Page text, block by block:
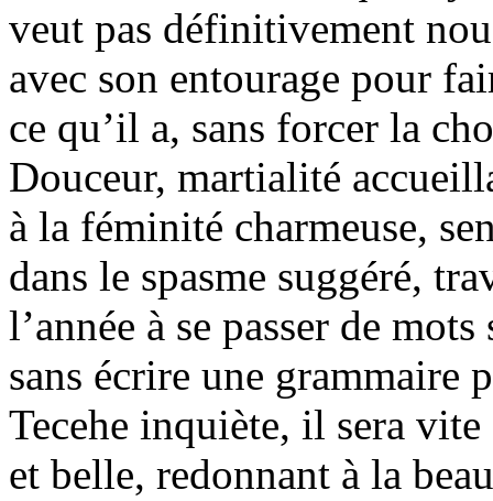
veut pas définitivement
avec son entourage pour
ce qu’il a, sans forcer la
Douceur, martialité
à la féminité charmeuse,
dans le spasme suggéré,
l’année à se passer de
sans écrire une grammaire
Tecehe inquiète, il sera
et belle, redonnant à la